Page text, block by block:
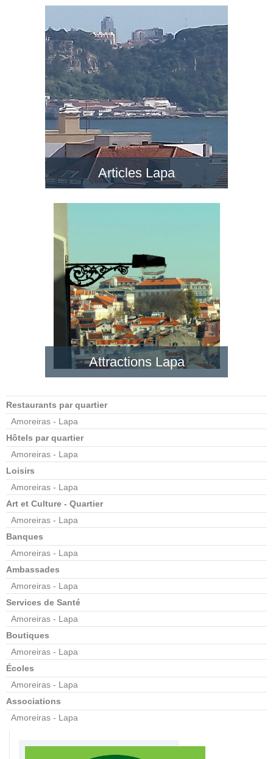
Le PalÃ¡cio de SÃ£o Bento est un majestueux
palais néo-classique situé à Lisbonne.
Découvrez le siège du Parlement du Portugal !
Articles Lapa
Attractions Lapa
Restaurants par quartier
Amoreiras - Lapa
Hôtels par quartier
Amoreiras - Lapa
Loisirs
Amoreiras - Lapa
Art et Culture - Quartier
Amoreiras - Lapa
Banques
Amoreiras - Lapa
Ambassades
Amoreiras - Lapa
Services de Santé
Amoreiras - Lapa
Boutiques
Amoreiras - Lapa
Écoles
Amoreiras - Lapa
Associations
Amoreiras - Lapa